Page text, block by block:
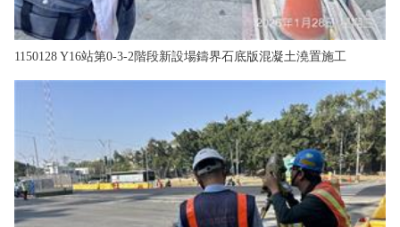
1150128 Y16站第0-3-2階段新設場鑄界石底版混凝土澆置施工